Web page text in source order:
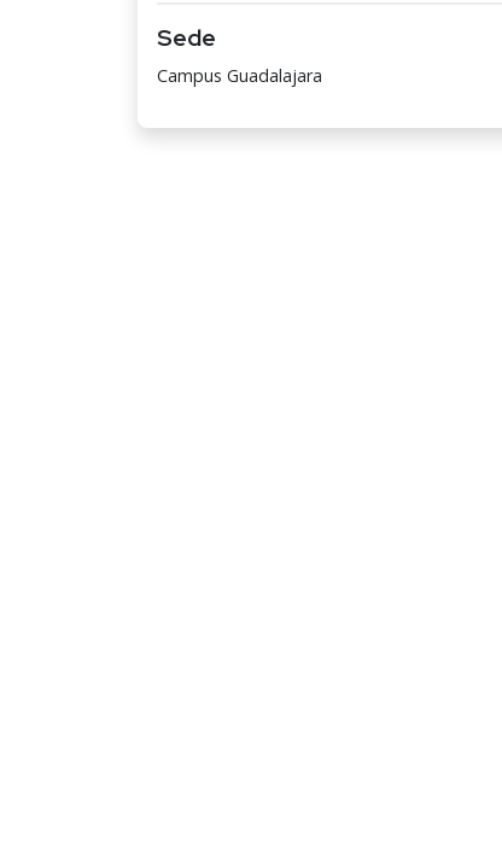
Sede
Campus Guadalajara